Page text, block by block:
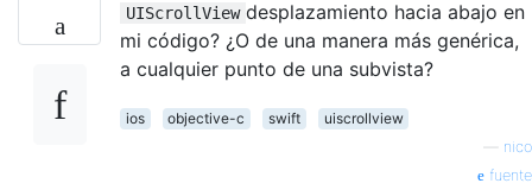
UIScrollView desplazamiento hacia abajo en
mi código? ¿O de una manera más genérica,
a cualquier punto de una subvista?
ios objective-c swift
uiscrollview
nico
fuente